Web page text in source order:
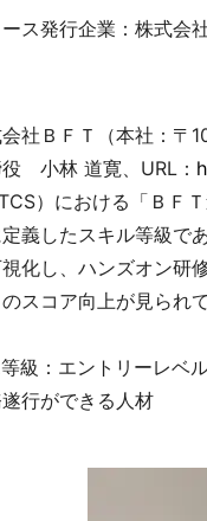
ース発行企業：株式会
社ＢＦＴ（本社：〒
小林 道寛、URL：
）における「ＢＦ
義したスキル等級で
視化し、ハンズオン研
スコア向上が見られて
級：エントリーレベ
行ができる人材